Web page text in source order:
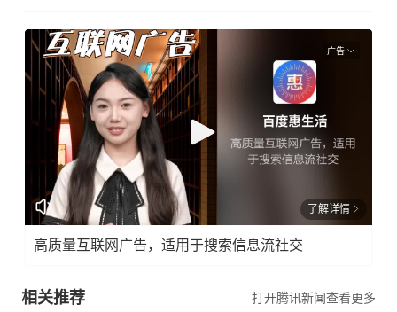
广告
了解详情
高质量互联网广告，适用于搜索信息流社交
相关推荐 打开腾讯新闻查看更多